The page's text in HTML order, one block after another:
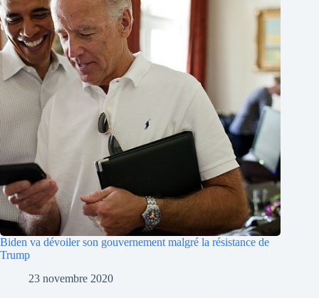
Biden va dévoiler son gouvernement malgré la résistance de
Trump
23 novembre 2020